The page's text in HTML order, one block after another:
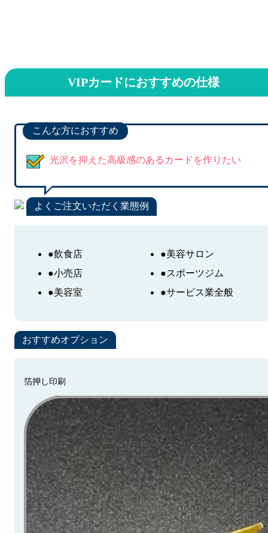
VIPカードにおすすめの仕様
こんな方におすすめ
光沢を抑えた高級感のあるカードを作りたい
よくご注文いただく業態例
●飲食店
●小売店
●美容室
●美容サロン
●スポーツジム
●サービス業全般
おすすめオプション
箔押し印刷